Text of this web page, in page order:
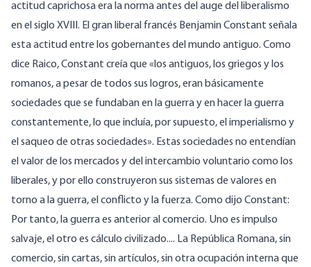
actitud caprichosa era la norma antes del auge del liberalismo
en el siglo XVIII. El gran liberal francés Benjamin Constant señala
esta actitud entre los gobernantes del mundo antiguo. Como
dice Raico, Constant creía que «los antiguos, los griegos y los
romanos, a pesar de todos sus logros, eran básicamente
sociedades que se fundaban en la guerra y en hacer la guerra
constantemente, lo que incluía, por supuesto, el imperialismo y
el saqueo de otras sociedades». Estas sociedades no entendían
el valor de los mercados y del intercambio voluntario como los
liberales, y por ello construyeron sus sistemas de valores en
torno a la guerra, el conflicto y la fuerza. Como dijo Constant:
Por tanto, la guerra es anterior al comercio. Uno es impulso
salvaje, el otro es cálculo civilizado.... La República Romana, sin
comercio, sin cartas, sin artículos, sin otra ocupación interna que